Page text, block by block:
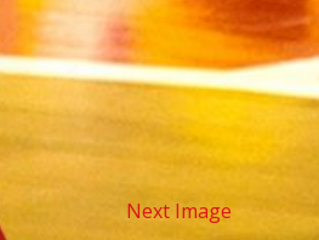
Next Image